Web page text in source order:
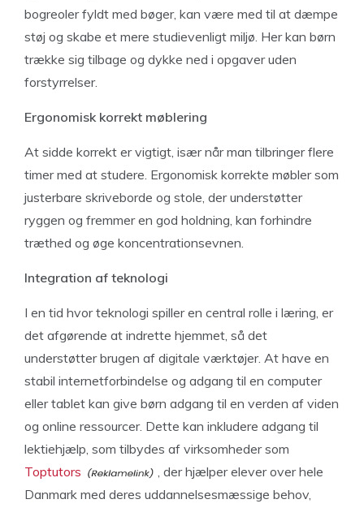
bogreoler fyldt med bøger, kan være med til at dæmpe
støj og skabe et mere studievenligt miljø. Her kan børn
trække sig tilbage og dykke ned i opgaver uden
forstyrrelser.
Ergonomisk korrekt møblering
At sidde korrekt er vigtigt, især når man tilbringer flere
timer med at studere. Ergonomisk korrekte møbler som
justerbare skriveborde og stole, der understøtter
ryggen og fremmer en god holdning, kan forhindre
træthed og øge koncentrationsevnen.
Integration af teknologi
I en tid hvor teknologi spiller en central rolle i læring, er
det afgørende at indrette hjemmet, så det
understøtter brugen af digitale værktøjer. At have en
stabil internetforbindelse og adgang til en computer
eller tablet kan give børn adgang til en verden af viden
og online ressourcer. Dette kan inkludere adgang til
lektiehjælp, som tilbydes af virksomheder som
Toptutors
, der hjælper elever over hele
Danmark med deres uddannelsesmæssige behov,